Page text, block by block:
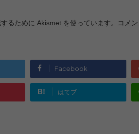
るために Akismet を使っています。
コメ
Facebook
B! はてブ